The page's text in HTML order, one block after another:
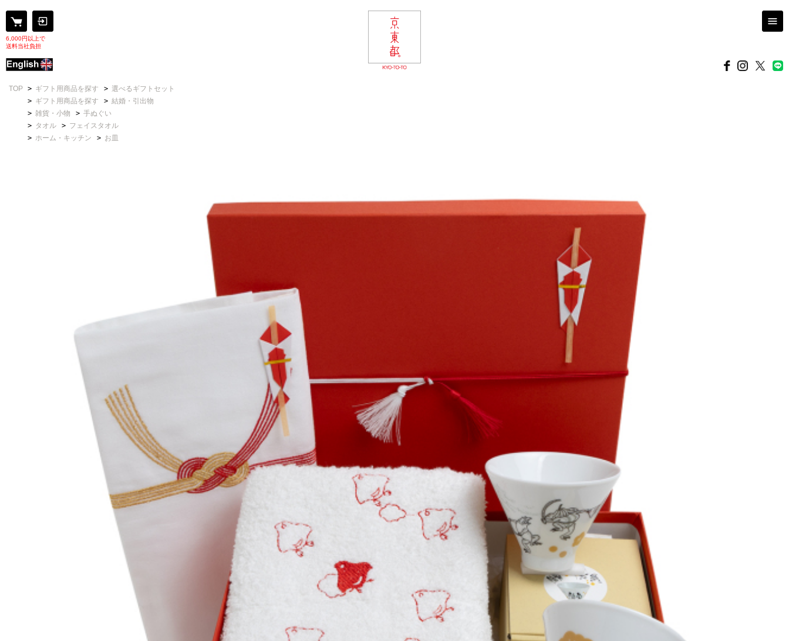
6,000円以上で
送料当社負担
TOP > ギフト用商品を探す > 選べるギフトセット
> ギフト用商品を探す > 結婚・引出物
> 雑貨・小物 > 手ぬぐい
> タオル > フェイスタオル
> ホーム・キッチン > お皿